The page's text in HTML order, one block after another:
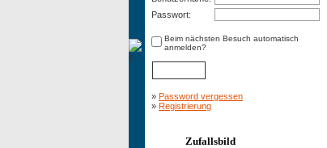
Passwort:
Beim nächsten Besuch automatisch
anmelden?
» Password vergessen
» Registrierung
Zufallsbild